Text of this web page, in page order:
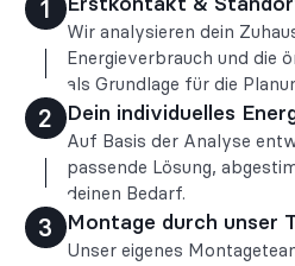
1
Wir analysieren dein
Energieverbrauch und die
als Grundlage für die
2 Dein individuelles
Auf Basis der Analyse
passende Lösung,
deinen Bedarf.
3 Montage durch unser
Unser eigenes